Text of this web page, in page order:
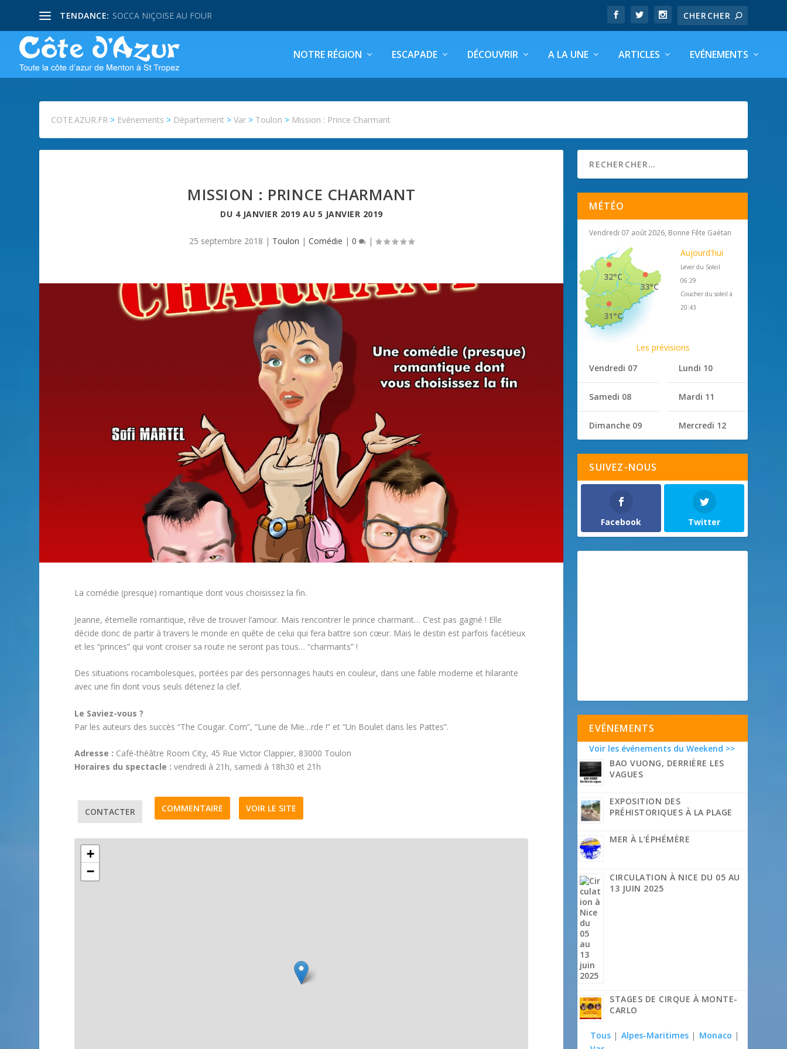
TENDANCE: SOCCA NIÇOISE AU FOUR
NOTRE RÉGION ESCAPADE DÉCOUVRIR A LA UNE ARTICLES EVÉNEMENTS
COTE.AZUR.FR > Evénements > Département >Var > Toulon > Mission : Prince Charmant
MISSION : PRINCE CHARMANT
DU 4 JANVIER 2019 AU 5 JANVIER 2019
25 septembre 2018 | Toulon | Comédie | 0 |
La comédie (presque) romantique dont vous choisissez la fin.
Jeanne, éternelle romantique, rêve de trouver l’amour. Mais rencontrer le prince charmant… C’est pas gagné ! Elle
décide donc de partir à travers le monde en quête de celui qui fera battre son cœur. Mais le destin est parfois facétieux
et les “princes” qui vont croiser sa route ne seront pas tous… “charmants” !
Des situations rocambolesques, portées par des personnages hauts en couleur, dans une fable moderne et hilarante
avec une fin dont vous seuls détenez la clef.
Le Saviez-vous ?
Par les auteurs des succès “The Cougar. Com”, “Lune de Mie…rde !” et “Un Boulet dans les Pattes”.
Adresse : Café-théâtre Room City, 45 Rue Victor Clappier, 83000 Toulon
Horaires du spectacle : vendredi à 21h, samedi à 18h30 et 21h
CONTACTER COMMENTAIRE VOIR LE SITE
+
−
MÉTÉO
Vendredi 07 août 2026, Bonne Fête Gaétan
33°C
32°C
31°C
Aujourd'hui
Lever du Soleil
06:29
Coucher du soleil à
20:43
Les prévisions
Vendredi 07
Samedi 08
Dimanche 09
Lundi 10
Mardi 11
Mercredi 12
SUIVEZ-NOUS
Facebook Twitter
EVÉNEMENTS
Voir les événements du Weekend >>
BAO VUONG, DERRIÈRE LES
VAGUES
EXPOSITION DES
PRÉHISTORIQUES À LA PLAGE
MER À L’ÉPHÉMÈRE
CIRCULATION À NICE DU 05 AU
13 JUIN 2025
STAGES DE CIRQUE À MONTE-
CARLO
Tous | Alpes-Maritimes | Monaco |